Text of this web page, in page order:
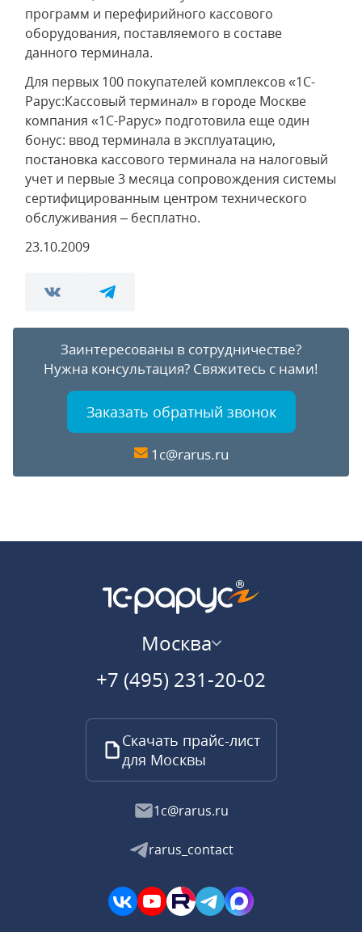
программ и перефирийного кассового
оборудования, поставляемого в составе
данного терминала.
Для первых 100 покупателей комплексов «1С-
Рарус:Кассовый терминал» в городе Москве
компания «1С-Рарус» подготовила еще один
бонус: ввод терминала в эксплуатацию,
постановка кассового терминала на налоговый
учет и первые 3 месяца сопровождения системы
сертифицированным центром технического
обслуживания – бесплатно.
23.10.2009
Заинтересованы в сотрудничестве?
Нужна консультация? Свяжитесь с нами!
Заказать обратный звонок
1c@rarus.ru
Москва
+7 (495) 231-20-02
Скачать прайс-лист
для Москвы
1c@rarus.ru
rarus_contact